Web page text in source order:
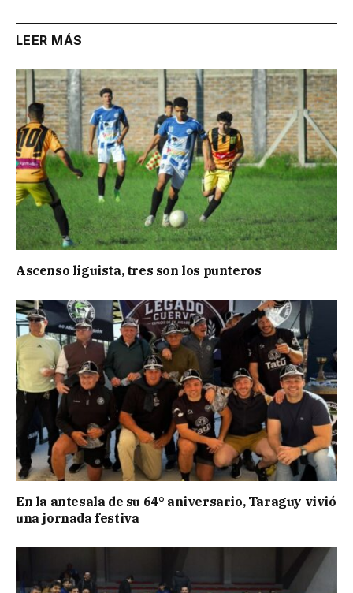
LEER MÁS
Ascenso liguista, tres son los punteros
En la antesala de su 64° aniversario, Taraguy vivió
una jornada festiva